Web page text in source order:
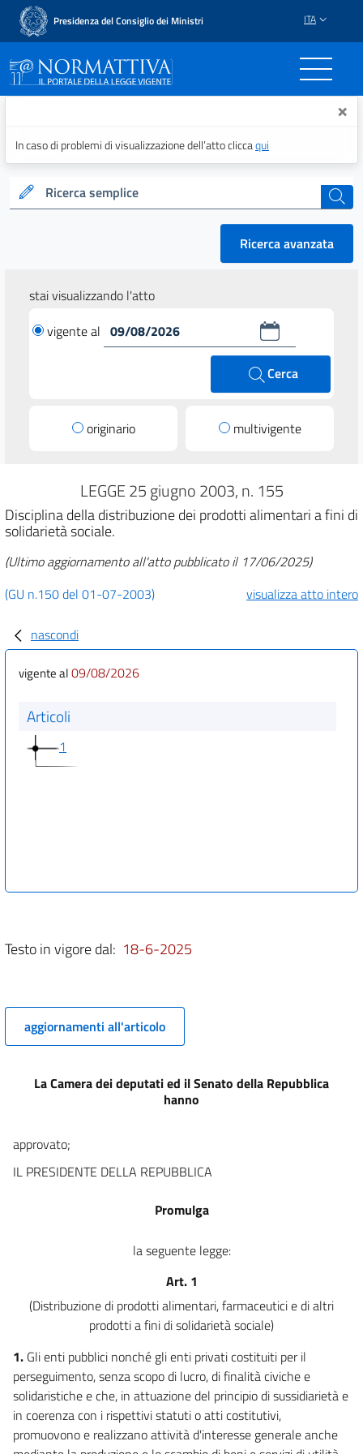
Presidenza del Consiglio dei Ministri ITA
Normattiva - Il portale ×
In caso di problemi di visualizzazione dell’atto cliccaqui
Ricerca semplice cerca
Ricerca avanzata
stai visualizzando l'atto
vigente al
Cerca
originario multivigente
LEGGE 25 giugno 2003, n. 155
Disciplina della distribuzione dei prodotti alimentari a fini di
solidarietà sociale.
(Ultimo aggiornamento all'atto pubblicato il 17/06/2025)
(GU n.150 del 01-07-2003)
visualizza atto intero
nascondi
vigente al09/08/2026
Articoli
1
Testo in vigore dal: 18-6-2025
aggiornamenti all'articolo
La Camera dei deputati ed il Senato della Repubblica
hanno
approvato;
IL PRESIDENTE DELLA REPUBBLICA
Promulga
la seguente legge:
Art. 1
(Distribuzione di prodotti alimentari, farmaceutici e di altri
prodotti a fini di solidarietà sociale)
1. Gli enti pubblici nonché gli enti privati costituiti per il
perseguimento, senza scopo di lucro, di finalità civiche e
solidaristiche e che, in attuazione del principio di sussidiarietà e
in coerenza con i rispettivi statuti o atti costitutivi,
promuovono e realizzano attività d'interesse generale anche